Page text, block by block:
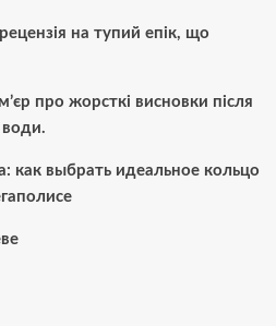
на тупий епік, що
про жорсткі висновки після
води.
как выбрать идеальное кольцо